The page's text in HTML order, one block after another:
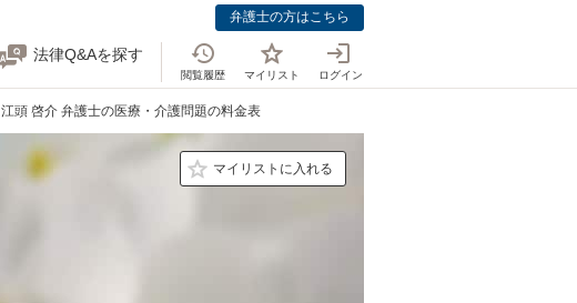
弁護士の方はこちら
法律Q&Aを探す
閲覧履歴 マイリスト ログイン
江頭 啓介 弁護士の医療・介護問題の料金表
マイリストに入れる